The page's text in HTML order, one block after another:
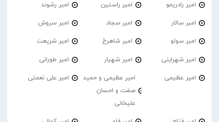
امیر رادریمو امیر راستین امیر رشوند
امیر سالار امیر سجاد امیر سروش
امیر سولو امیر شاهرخ امیر شریعت
امیر شهراینی امیر شهیار امیر طورانی
امیر عظیمی
امیر عظیمی و حمید
صفت و احسان
علیخانی
امیر علی نعمتی